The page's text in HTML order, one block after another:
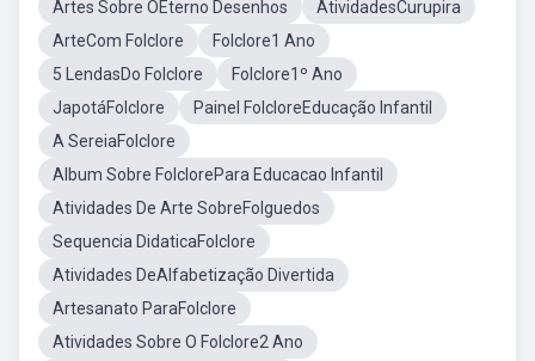
Artes Sobre OEterno Desenhos
AtividadesCurupira
ArteCom Folclore
Folclore1 Ano
5 LendasDo Folclore
Folclore1º Ano
JapotáFolclore
Painel FolcloreEducação Infantil
A SereiaFolclore
Album Sobre FolclorePara Educacao Infantil
Atividades De Arte SobreFolguedos
Sequencia DidaticaFolclore
Atividades DeAlfabetização Divertida
Artesanato ParaFolclore
Atividades Sobre O Folclore2 Ano